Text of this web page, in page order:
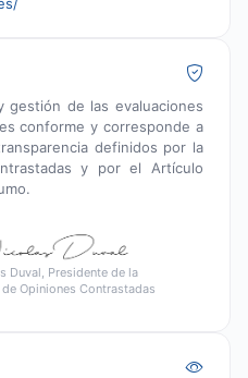
gestión de las evaluaciones
es conforme y corresponde a
definidos por la
y por el Artículo
Duval, Presidente de la
Opiniones Contrastadas